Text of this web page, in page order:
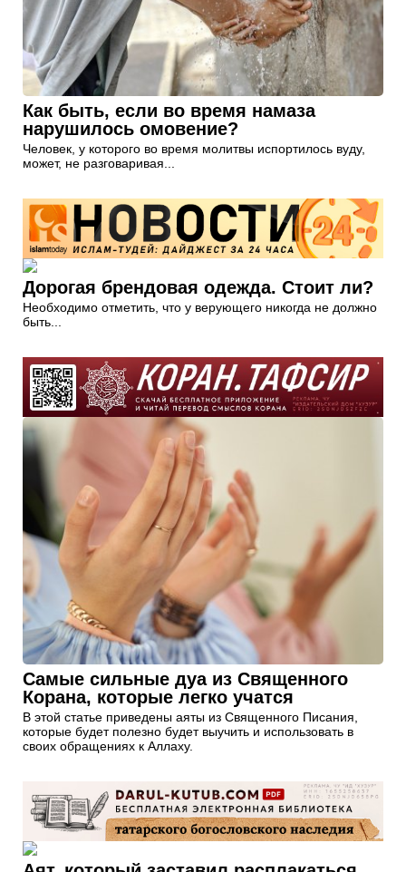
Как быть, если во время намаза
нарушилось омовение?
Человек, у которого во время молитвы испортилось вуду,
может, не разговаривая...
Дорогая брендовая одежда. Стоит ли?
Необходимо отметить, что у верующего никогда не должно
быть...
Самые сильные дуа из Священного
Корана, которые легко учатся
В этой статье приведены аяты из Священного Писания,
которые будет полезно будет выучить и использовать в
своих обращениях к Аллаху.